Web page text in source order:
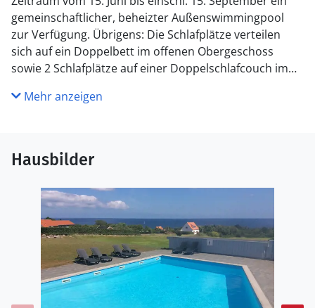
gemeinschaftlicher, beheizter Außenswimmingpool
zur Verfügung. Übrigens: Die Schlafplätze verteilen
sich auf ein Doppelbett im offenen Obergeschoss
sowie 2 Schlafplätze auf einer Doppelschlafcouch im
gibt es 4 Keramik-Kochfelder, Umluftofen, Mikrowelle
sowie Geschirrspüler.
WC und Bad
Es gibt 1 Badezimmer mit Duschnische und 1 Toilette..
Fußbodenheizung in 1 Badezimmer.
Draußen
. Die Entfernung zum Meer beträgt 400 m. Die nächste
Einkaufsmöglichkeit liegt 800 m entfernt. Es steht ein 6
Mehr anzeigen
Hausbilder